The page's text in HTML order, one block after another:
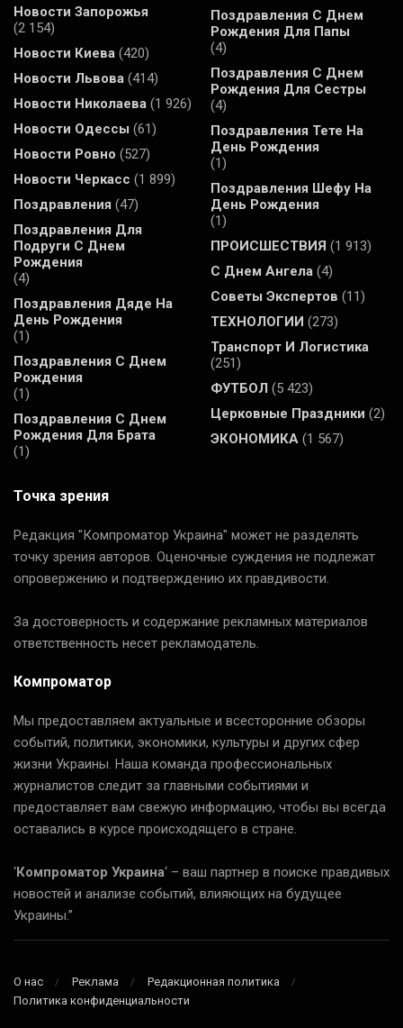
Новости Запорожья
(2 154)
Новости Киева (420)
Новости Львова (414)
Новости Николаева (1 926)
Новости Одессы (61)
Новости Ровно (527)
Новости Черкасс (1 899)
Поздравления (47)
Поздравления Для
Подруги С Днем
Рождения
(4)
Поздравления Дяде На
День Рождения
(1)
Поздравления С Днем
Рождения
(1)
Поздравления С Днем
Рождения Для Брата
(1)
Поздравления С Днем
Рождения Для Папы
(4)
Поздравления С Днем
Рождения Для Сестры
(4)
Поздравления Тете На
День Рождения
(1)
Поздравления Шефу На
День Рождения
(1)
ПРОИСШЕСТВИЯ (1 913)
С Днем Ангела (4)
Советы Экспертов (11)
ТЕХНОЛОГИИ (273)
Транспорт И Логистика
(251)
ФУТБОЛ (5 423)
Церковные Праздники (2)
ЭКОНОМИКА (1 567)
Точка зрения
Редакция "Компроматор Украина" может не разделять
точку зрения авторов. Оценочные суждения не подлежат
опровержению и подтверждению их правдивости.
За достоверность и содержание рекламных материалов
ответственность несет рекламодатель.
Компроматор
Мы предоставляем актуальные и всесторонние обзоры
событий, политики, экономики, культуры и других сфер
жизни Украины. Наша команда профессиональных
журналистов следит за главными событиями и
предоставляет вам свежую информацию, чтобы вы всегда
оставались в курсе происходящего в стране.
‘Компроматор Украина‘ – ваш партнер в поиске правдивых
новостей и анализе событий, влияющих на будущее
Украины.”
О нас Реклама
Редакционная политика
Политика конфиденциальности